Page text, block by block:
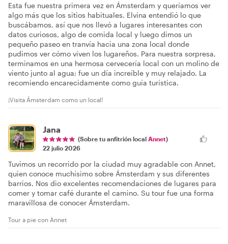
Esta fue nuestra primera vez en Ámsterdam y queríamos ver
algo más que los sitios habituales. Elvina entendió lo que
buscábamos, así que nos llevó a lugares interesantes con
datos curiosos, algo de comida local y luego dimos un
pequeño paseo en tranvía hacia una zona local donde
pudimos ver cómo viven los lugareños. Para nuestra sorpresa,
terminamos en una hermosa cervecería local con un molino de
viento junto al agua; fue un día increíble y muy relajado. La
recomiendo encarecidamente como guía turística.
¡Visita Ámsterdam como un local!
Jana
(Sobre tu anfitrión local Annet)
22 julio 2026
Tuvimos un recorrido por la ciudad muy agradable con Annet,
quien conoce muchísimo sobre Ámsterdam y sus diferentes
barrios. Nos dio excelentes recomendaciones de lugares para
comer y tomar café durante el camino. Su tour fue una forma
maravillosa de conocer Ámsterdam.
Tour a pie con Annet